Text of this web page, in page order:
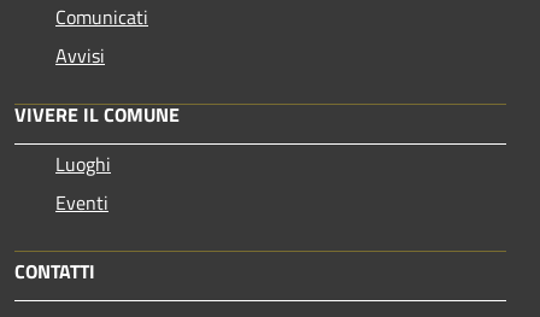
Comunicati
Avvisi
VIVERE IL COMUNE
Luoghi
Eventi
CONTATTI